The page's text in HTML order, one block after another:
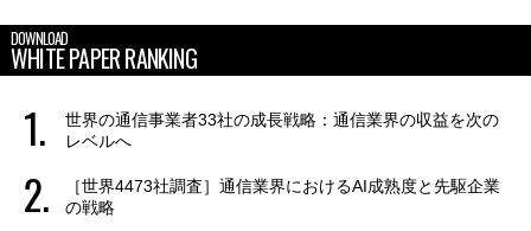
DOWNLOAD
WHITE PAPER RANKING
世界の通信事業者33社の成長戦略：通信業界の収益を次の
レベルへ
［世界4473社調査］通信業界におけるAI成熟度と先駆企業
の戦略